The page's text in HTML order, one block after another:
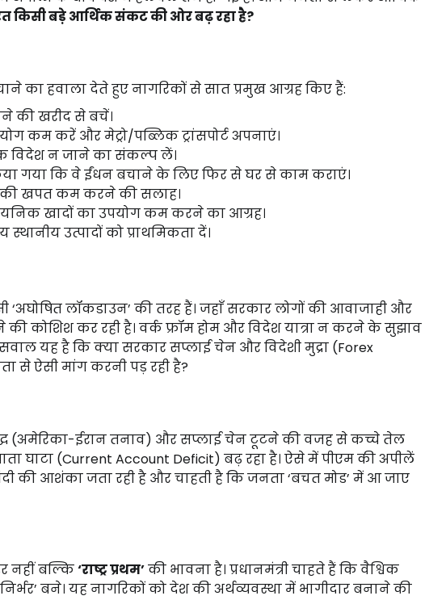
किसी बड़े आर्थिक संकट की ओर बढ़ रहा है?
का हवाला देते हुए नागरिकों से सात प्रमुख आग्रह किए हैं:
खरीद से बचें।
कम करें और मेट्रो/पब्लिक ट्रांसपोर्ट अपनाएं।
विदेश न जाने का संकल्प लें।
गया कि वे ईंधन बचाने के लिए फिर से घर से काम कराएं।
खपत कम करने की सलाह।
खादों का उपयोग कम करने का आग्रह।
उत्पादों को प्राथमिकता दें।
लॉकडाउन’ की तरह हैं। जहाँ सरकार लोगों की आवाजाही और
कोशिश कर रही है। वर्क फ्रॉम होम और विदेश यात्रा न करने के सुझाव
यह है कि क्या सरकार सप्लाई चेन और विदेशी मुद्रा (Forex
से ऐसी मांग करनी पड़ रही है?
(अमेरिका-ईरान तनाव) और सप्लाई चेन टूटने की वजह से कच्चे तेल
घाटा (Current Account Deficit) बढ़ रहा है। ऐसे में पीएम की अपीलें
आशंका जता रही है और चाहती है कि जनता ‘बचत मोड’ में आ जाए
नहीं बल्कि‘राष्ट्र प्रथम’की भावना है। प्रधानमंत्री चाहते हैं कि वैश्विक
बने। यह नागरिकों को देश की अर्थव्यवस्था में भागीदार बनाने की